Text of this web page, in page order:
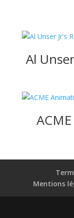
Al
Mentions